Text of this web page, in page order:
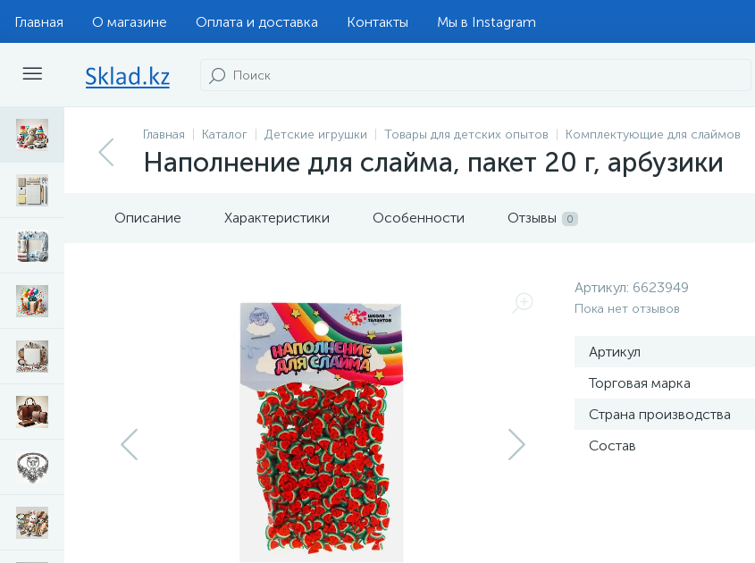
Главная О магазине Оплата и доставка Контакты Мы в Instagram
Главная Каталог Детские игрушки Товары для детских опытов Комплектующие для слаймов
Наполнение для слайма, пакет 20 г, арбузики
Описание Характеристики Особенности Отзывы 0
Артикул: 6623949
Пока нет отзывов
Артикул
Торговая марка
Страна производства
Состав